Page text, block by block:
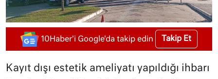
10Haber'i Google'da takip edin Takip Et
Kayıt dışı estetik ameliyatı yapıldığı ihbarı